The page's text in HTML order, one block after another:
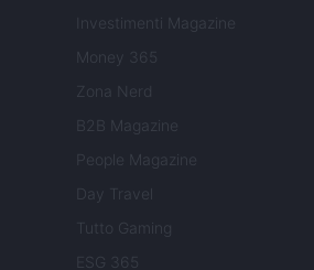
Investimenti Magazine
Money 365
Zona Nerd
B2B Magazine
People Magazine
Day Travel
Tutto Gaming
ESG 365